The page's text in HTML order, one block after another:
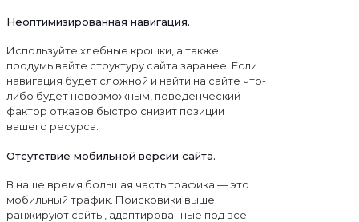
Неоптимизированная навигация.
Используйте хлебные крошки, а также
продумывайте структуру сайта заранее. Если
навигация будет сложной и найти на сайте что-
либо будет невозможным, поведенческий
фактор отказов быстро снизит позиции
вашего ресурса.
Отсутствие мобильной версии сайта.
В наше время большая часть трафика — это
мобильный трафик. Поисковики выше
ранжируют сайты, адаптированные под все